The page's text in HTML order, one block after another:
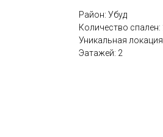
Район: Убуд
Количество спален:
Уникальная
Эатажей: 2